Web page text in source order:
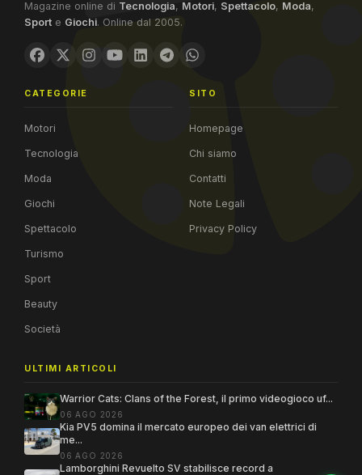
Magazine online di Tecnologia, Motori, Spettacolo, Moda,
Sport e Giochi. Online dal 2005.
CATEGORIE
Motori
Tecnologia
Moda
Giochi
Spettacolo
Turismo
Sport
Beauty
Società
SITO
Homepage
Chi siamo
Contatti
Note Legali
Privacy Policy
ULTIMI ARTICOLI
Warrior Cats: Clans of the Forest, il primo videogioco uf...
06 AGO 2026
Kia PV5 domina il mercato europeo dei van elettrici di
me...
06 AGO 2026
Lamborghini Revuelto SV stabilisce record a